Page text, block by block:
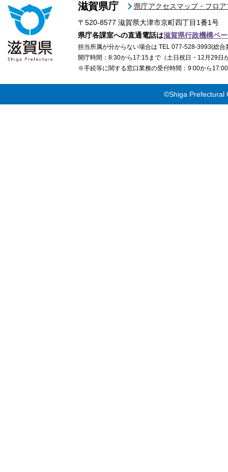
滋賀県庁
県庁アクセスマップ・フロ
〒520-8577 滋賀県大津市京町四丁目1番1号
県庁各課室への直通電話は滋賀県行政機構ペ
担当所属が分からない場合は TEL 077-528-3993(総合
開庁時間：8:30から17:15まで（土日祝日・12月29日
※手続等に関する窓口業務の受付時間：9:00から
©Shiga Prefectural